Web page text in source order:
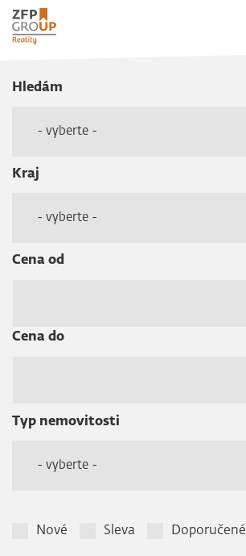
Hledám
- vyberte -
Kraj
- vyberte -
Cena od
Cena do
Typ nemovitosti
- vyberte -
Nové Sleva Doporučené